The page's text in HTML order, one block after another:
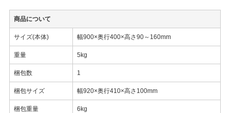
商品について
サイズ(本体) 幅900×奥行400×高さ90～160mm
重量 5kg
梱包数 1
梱包サイズ 幅920×奥行410×高さ100mm
梱包重量 6kg